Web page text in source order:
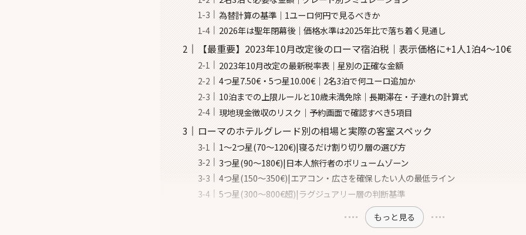
為替計算の基準｜1ユーロ何円で見るべきか
2026年は聖年閉幕後｜価格水準は2025年比で落ち着く見通し
【最重要】2023年10月改定後のローマ宿泊税｜表示価格に+1人1泊4〜10€
2023年10月改定の最新税率表｜星別の正確な金額
4つ星7.50€・5つ星10.00€｜2名3泊で何ユーロ追加か
10泊までの上限ルールと10歳未満免除｜長期滞在・子連れの計算式
現地現金徴収のリスク｜予約画面で確認すべき5項目
ローマのホテルグレード別の相場と実際の客室スペック
1〜2つ星(70〜120€)|寝るだけ割り切り層の選び方
3つ星(90〜180€)|日本人旅行者のボリュームゾーン
4つ星(150〜350€)|エアコン・広さを確保したい人の最低ライン
5つ星(300〜800€超)|ラグジュアリー層の判断基準
もっと見る